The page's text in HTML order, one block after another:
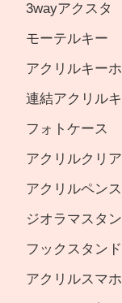
3wayアクスタ
モーテルキー
アクリルキー
連結アクリル
フォトケース
アクリルクリ
アクリルペン
ジオラマスタ
フックスタンド
アクリルスマ